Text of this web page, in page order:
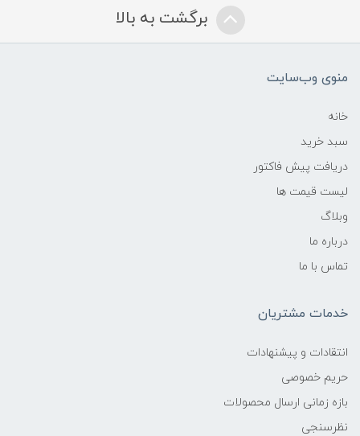
برگشت به بالا
منوی وب‌سایت
خانه
سبد خرید
دریافت پیش فاکتور
لیست قیمت ها
وبلاگ
درباره ما
تماس با ما
خدمات مشتریان
انتقادات و پیشنهادات
حریم خصوصی
بازه زمانی ارسال محصولات
نظرسنجی